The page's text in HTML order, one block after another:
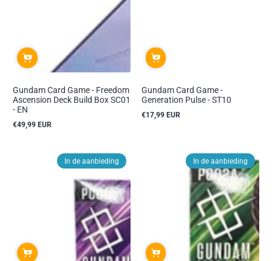
Gundam Card Game - Freedom
Ascension Deck Build Box SC01
- EN
Reguliere
€49,99 EUR
Gundam Card Game -
Generation Pulse - ST10
Reguliere
€17,99 EUR
In de aanbieding In de aanbieding